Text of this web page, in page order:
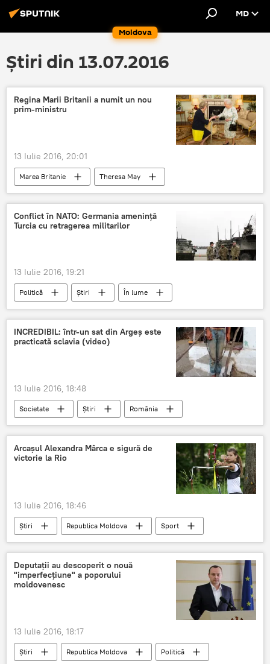
Moldova
MD
Știri din 13.07.2016
Regina Marii Britanii a numit un nou
prim-ministru
13 Iulie 2016, 20:01
Marea Britanie
Theresa May
Elisabeta a II
David Cameron
prim-ministru
Numire
Britanici
Brexit
Conflict în NATO: Germania amenință
Turcia cu retragerea militarilor
13 Iulie 2016, 19:21
Politică Știri
În lume
Turcia
Germania
Irak
Militari
Bază militară
Inspecție
Deputați
Bundestag
INCREDIBIL: într-un sat din Argeș este
practicată sclavia (video)
13 Iulie 2016, 18:48
Societate Știri
România
Imagini
Sclavie Argeș
Arcașul Alexandra Mârca e sigură de
victorie la Rio
13 Iulie 2016, 18:46
Știri Republica Moldova
Sport
Sputnik
Deputații au descoperit o nouă
"imperfecțiune" a poporului
moldovenesc
13 Iulie 2016, 18:17
Știri Republica Moldova
Politică